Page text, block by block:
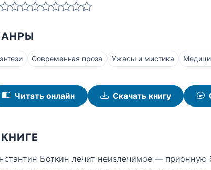
Современная проза Ужасы и мистика
Читать онлайн Скачать книгу
Боткин лечит неизлечимое —